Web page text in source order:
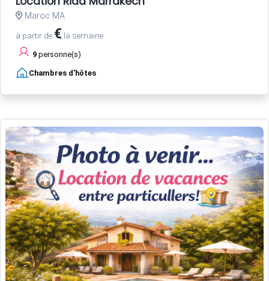
Maroc MA
à partir de € la semaine
9 personne(s)
Chambres d'hôtes